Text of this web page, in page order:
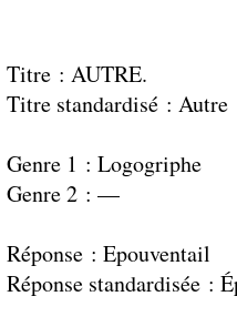
Titre : AUTRE.
Titre standardisé : Autre
Genre 1 : Logogriphe
Genre 2 : —
Réponse : Epouventail
Réponse standardisée :